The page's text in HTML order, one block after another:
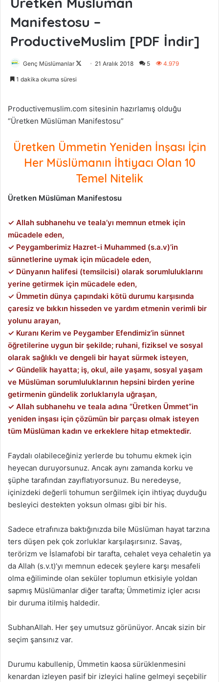
Manifestosu –
ProductiveMuslim [PDF İndir]
Genç Müslümanlar
o
w
n
21 Aralık 2018 5 4.979
1 dakika okuma süresi
Productivemuslim.com sitesinin hazırlamış olduğu
“Üretken Müslüman Manifestosu”
Üretken Ümmetin Yeniden İnşası İçin
Her Müslümanın İhtiyacı Olan 10
Temel Nitelik
Üretken Müslüman Manifestosu
✓ Allah subhanehu ve teala’yı memnun etmek için
mücadele eden,
✓ Peygamberimiz Hazret-i Muhammed (s.a.v)’in
sünnetlerine uymak için mücadele eden,
✓ Dünyanın halifesi (temsilcisi) olarak sorumluluklarını
yerine getirmek için mücadele eden,
✓ Ümmetin dünya çapındaki kötü durumu karşısında
çaresiz ve bıkkın hisseden ve yardım etmenin verimli bir
yolunu arayan,
✓ Kuranı Kerim ve Peygamber Efendimiz’in sünnet
öğretilerine uygun bir şekilde; ruhani, fiziksel ve sosyal
olarak sağlıklı ve dengeli bir hayat sürmek isteyen,
✓ Gündelik hayatta; iş, okul, aile yaşamı, sosyal yaşam
ve Müslüman sorumluluklarının hepsini birden yerine
getirmenin gündelik zorluklarıyla uğraşan,
✓ Allah subhanehu ve teala adına “Üretken Ümmet”in
yeniden inşası için çözümün bir parçası olmak isteyen
tüm Müslüman kadın ve erkeklere hitap etmektedir.
Faydalı olabileceğiniz yerlerde bu tohumu ekmek için
heyecan duruyorsunuz. Ancak aynı zamanda korku ve
şüphe tarafından zayıflatıyorsunuz. Bu neredeyse,
içinizdeki değerli tohumun serğilmek için ihtiyaç duyduğu
besleyici destekten yoksun olması gibi bir his.
Sadece etrafınıza baktığınızda bile Müslüman hayat tarzına
ters düşen pek çok zorluklar karşılaşırsınız. Savaş,
terörizm ve İslamafobi bir tarafta, cehalet veya cehaletin ya
da Allah (s.v.t)’yı memnun edecek şeylere karşı mesafeli
olma eğiliminde olan seküler toplumun etkisiyle yoldan
sapmış Müslümanlar diğer tarafta; Ümmetimiz içler acısı
bir duruma itilmiş haldedir.
SubhanAllah. Her şey umutsuz görünüyor. Ancak sizin bir
seçim şansınız var.
Durumu kabullenip, Ümmetin kaosa sürüklenmesini
kenardan izleyen pasif bir izleyici haline gelmeyi seçebilir